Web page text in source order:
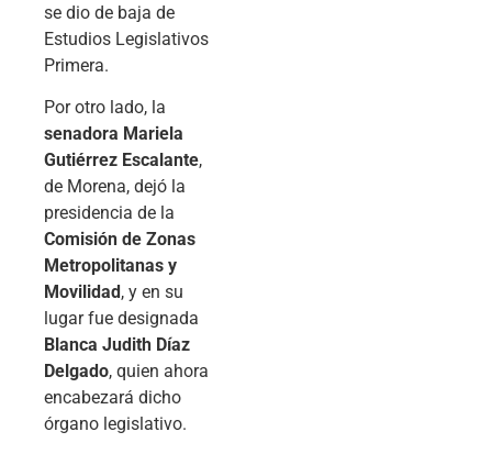
se dio de baja de
Estudios Legislativos
Primera.
Por otro lado, la
senadora Mariela
Gutiérrez Escalante,
de Morena, dejó la
presidencia de la
Comisión de Zonas
Metropolitanas y
Movilidad, y en su
lugar fue designada
Blanca Judith Díaz
Delgado, quien ahora
encabezará dicho
órgano legislativo.